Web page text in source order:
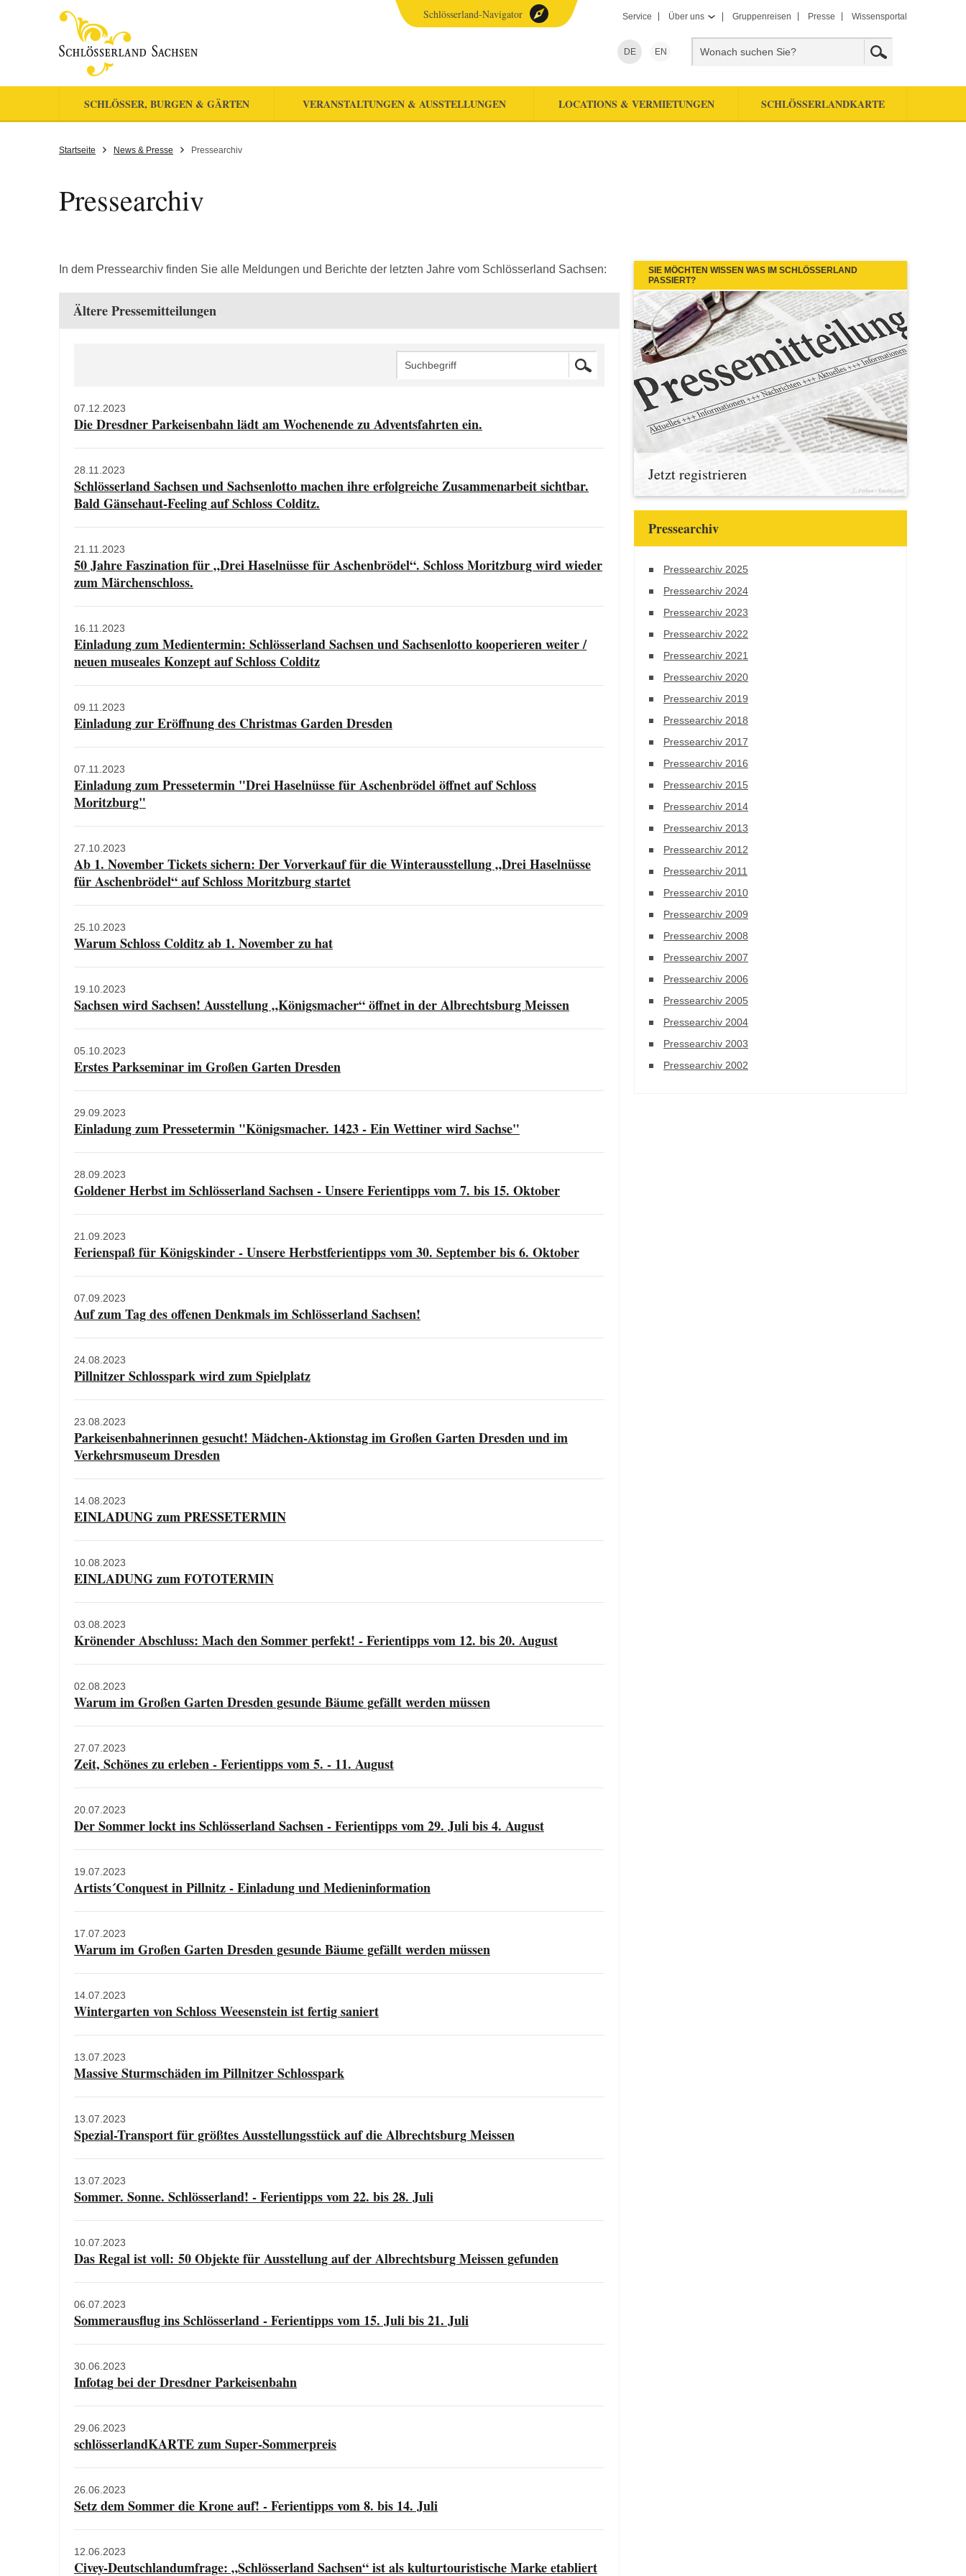
Service Über uns Gruppenreisen Presse Wissensportal
DE EN
SCHLÖSSER, BURGEN & GÄRTEN VERANSTALTUNGEN & AUSSTELLUNGEN LOCATIONS & VERMIETUNGEN SCHLÖSSERLANDKARTE
Schlösserland-Navigator
Startseite News & Presse Pressearchiv
Pressearchiv
In dem Pressearchiv finden Sie alle Meldungen und Berichte der letzten Jahre vom Schlösserland Sachsen:
Ältere Pressemitteilungen
07.12.2023
Die Dresdner Parkeisenbahn lädt am Wochenende zu Adventsfahrten ein.
28.11.2023
Schlösserland Sachsen und Sachsenlotto machen ihre erfolgreiche Zusammenarbeit sichtbar.
Bald Gänsehaut-Feeling auf Schloss Colditz.
21.11.2023
50 Jahre Faszination für „Drei Haselnüsse für Aschenbrödel“. Schloss Moritzburg wird wieder
zum Märchenschloss.
16.11.2023
Einladung zum Medientermin: Schlösserland Sachsen und Sachsenlotto kooperieren weiter /
neuen museales Konzept auf Schloss Colditz
09.11.2023
Einladung zur Eröffnung des Christmas Garden Dresden
07.11.2023
Einladung zum Pressetermin "Drei Haselnüsse für Aschenbrödel öffnet auf Schloss
Moritzburg"
27.10.2023
Ab 1. November Tickets sichern: Der Vorverkauf für die Winterausstellung „Drei Haselnüsse
für Aschenbrödel“ auf Schloss Moritzburg startet
25.10.2023
Warum Schloss Colditz ab 1. November zu hat
19.10.2023
Sachsen wird Sachsen! Ausstellung „Königsmacher“ öffnet in der Albrechtsburg Meissen
05.10.2023
Erstes Parkseminar im Großen Garten Dresden
29.09.2023
Einladung zum Pressetermin "Königsmacher. 1423 - Ein Wettiner wird Sachse"
28.09.2023
Goldener Herbst im Schlösserland Sachsen - Unsere Ferientipps vom 7. bis 15. Oktober
21.09.2023
Ferienspaß für Königskinder - Unsere Herbstferientipps vom 30. September bis 6. Oktober
07.09.2023
Auf zum Tag des offenen Denkmals im Schlösserland Sachsen!
24.08.2023
Pillnitzer Schlosspark wird zum Spielplatz
23.08.2023
Parkeisenbahnerinnen gesucht! Mädchen-Aktionstag im Großen Garten Dresden und im
Verkehrsmuseum Dresden
14.08.2023
EINLADUNG zum PRESSETERMIN
10.08.2023
EINLADUNG zum FOTOTERMIN
03.08.2023
Krönender Abschluss: Mach den Sommer perfekt! - Ferientipps vom 12. bis 20. August
02.08.2023
Warum im Großen Garten Dresden gesunde Bäume gefällt werden müssen
27.07.2023
Zeit, Schönes zu erleben - Ferientipps vom 5. - 11. August
20.07.2023
Der Sommer lockt ins Schlösserland Sachsen - Ferientipps vom 29. Juli bis 4. August
19.07.2023
Artists´Conquest in Pillnitz - Einladung und Medieninformation
17.07.2023
Warum im Großen Garten Dresden gesunde Bäume gefällt werden müssen
14.07.2023
Wintergarten von Schloss Weesenstein ist fertig saniert
13.07.2023
Massive Sturmschäden im Pillnitzer Schlosspark
13.07.2023
Spezial-Transport für größtes Ausstellungsstück auf die Albrechtsburg Meissen
13.07.2023
Sommer. Sonne. Schlösserland! - Ferientipps vom 22. bis 28. Juli
10.07.2023
Das Regal ist voll: 50 Objekte für Ausstellung auf der Albrechtsburg Meissen gefunden
06.07.2023
Sommerausflug ins Schlösserland - Ferientipps vom 15. Juli bis 21. Juli
30.06.2023
Infotag bei der Dresdner Parkeisenbahn
29.06.2023
schlösserlandKARTE zum Super-Sommerpreis
26.06.2023
Setz dem Sommer die Krone auf! - Ferientipps vom 8. bis 14. Juli
12.06.2023
Civey-Deutschlandumfrage: „Schlösserland Sachsen“ ist als kulturtouristische Marke etabliert
SIE MÖCHTEN WISSEN WAS IM SCHLÖSSERLAND
PASSIERT?
Jetzt registrieren
Pressearchiv
Pressearchiv 2025
Pressearchiv 2024
Pressearchiv 2023
Pressearchiv 2022
Pressearchiv 2021
Pressearchiv 2020
Pressearchiv 2019
Pressearchiv 2018
Pressearchiv 2017
Pressearchiv 2016
Pressearchiv 2015
Pressearchiv 2014
Pressearchiv 2013
Pressearchiv 2012
Pressearchiv 2011
Pressearchiv 2010
Pressearchiv 2009
Pressearchiv 2008
Pressearchiv 2007
Pressearchiv 2006
Pressearchiv 2005
Pressearchiv 2004
Pressearchiv 2003
Pressearchiv 2002